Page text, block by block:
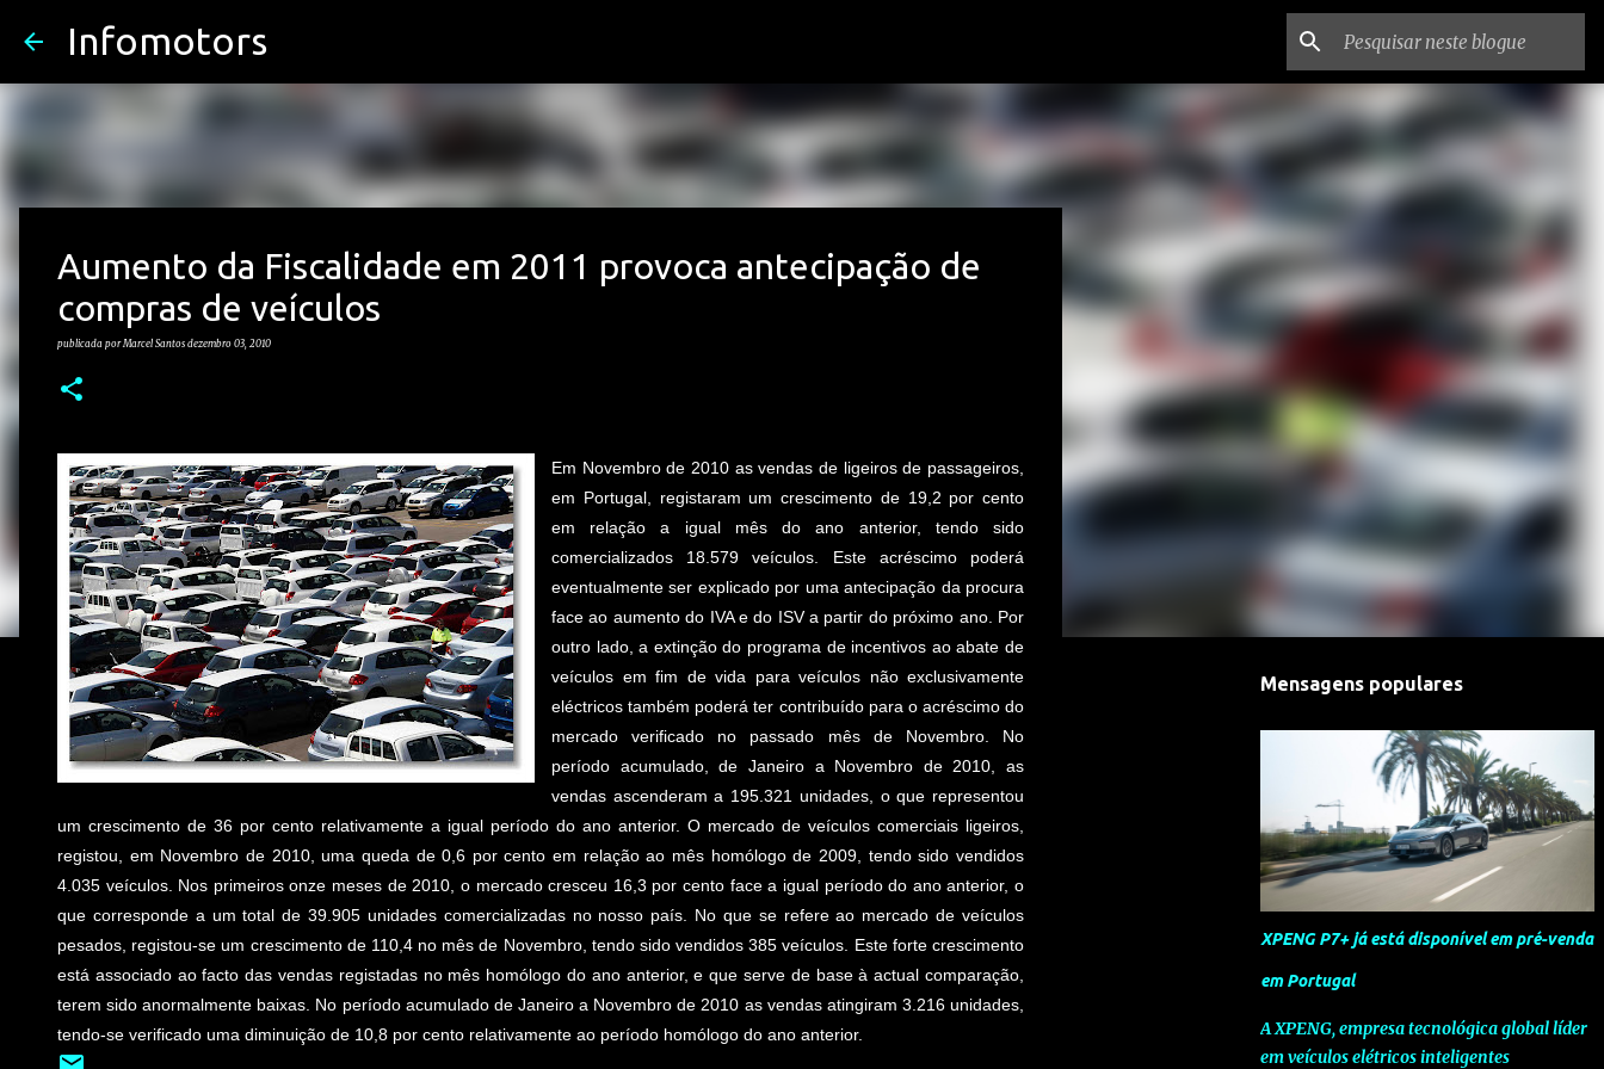
Infomotors
Aumento da Fiscalidade em 2011 provoca antecipação de
compras de veículos
publicada porMarcel Santos dezembro 03, 2010
Em Novembro de 2010 as vendas de ligeiros de passageiros,
em Portugal, registaram um crescimento de 19,2 por cento
em relação a igual mês do ano anterior, tendo sido
comercializados 18.579 veículos. Este acréscimo poderá
eventualmente ser explicado por uma antecipação da procura
face ao aumento do IVA e do ISV a partir do próximo ano. Por
outro lado, a extinção do programa de incentivos ao abate de
veículos em fim de vida para veículos não exclusivamente
eléctricos também poderá ter contribuído para o acréscimo do
mercado verificado no passado mês de Novembro. No
período acumulado, de Janeiro a Novembro de 2010, as
vendas ascenderam a 195.321 unidades, o que representou
um crescimento de 36 por cento relativamente a igual período do ano anterior. O mercado de veículos comerciais ligeiros,
registou, em Novembro de 2010, uma queda de 0,6 por cento em relação ao mês homólogo de 2009, tendo sido vendidos
4.035 veículos. Nos primeiros onze meses de 2010, o mercado cresceu 16,3 por cento face a igual período do ano anterior, o
que corresponde a um total de 39.905 unidades comercializadas no nosso país. No que se refere ao mercado de veículos
pesados, registou-se um crescimento de 110,4 no mês de Novembro, tendo sido vendidos 385 veículos. Este forte crescimento
está associado ao facto das vendas registadas no mês homólogo do ano anterior, e que serve de base à actual comparação,
terem sido anormalmente baixas. No período acumulado de Janeiro a Novembro de 2010 as vendas atingiram 3.216 unidades,
tendo-se verificado uma diminuição de 10,8 por cento relativamente ao período homólogo do ano anterior.
Mensagens populares
XPENG P7+ já está disponível em pré-venda
em Portugal
A XPENG, empresa tecnológica global líder
em veículos elétricos inteligentes